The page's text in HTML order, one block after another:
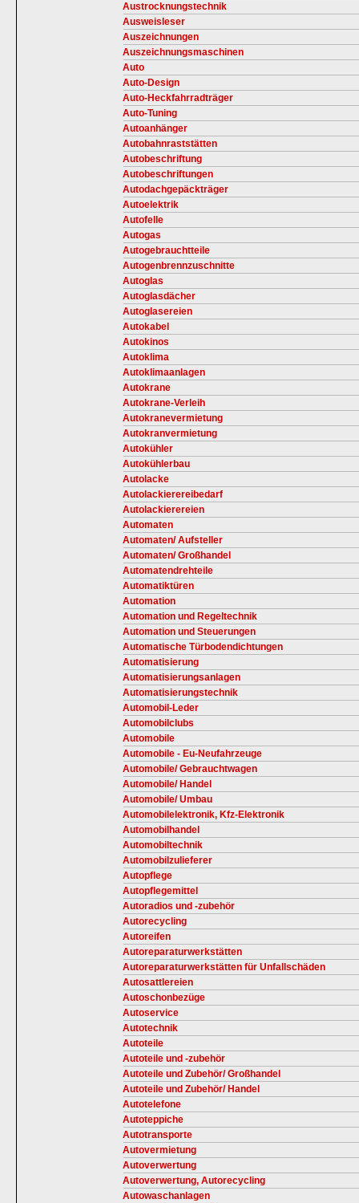
Austrocknungstechnik
Ausweisleser
Auszeichnungen
Auszeichnungsmaschinen
Auto
Auto-Design
Auto-Heckfahrradträger
Auto-Tuning
Autoanhänger
Autobahnraststätten
Autobeschriftung
Autobeschriftungen
Autodachgepäckträger
Autoelektrik
Autofelle
Autogas
Autogebrauchtteile
Autogenbrennzuschnitte
Autoglas
Autoglasdächer
Autoglasereien
Autokabel
Autokinos
Autoklima
Autoklimaanlagen
Autokrane
Autokrane-Verleih
Autokranevermietung
Autokranvermietung
Autokühler
Autokühlerbau
Autolacke
Autolackierereibedarf
Autolackierereien
Automaten
Automaten/ Aufsteller
Automaten/ Großhandel
Automatendrehteile
Automatiktüren
Automation
Automation und Regeltechnik
Automation und Steuerungen
Automatische Türbodendichtungen
Automatisierung
Automatisierungsanlagen
Automatisierungstechnik
Automobil-Leder
Automobilclubs
Automobile
Automobile - Eu-Neufahrzeuge
Automobile/ Gebrauchtwagen
Automobile/ Handel
Automobile/ Umbau
Automobilelektronik, Kfz-Elektronik
Automobilhandel
Automobiltechnik
Automobilzulieferer
Autopflege
Autopflegemittel
Autoradios und -zubehör
Autorecycling
Autoreifen
Autoreparaturwerkstätten
Autoreparaturwerkstätten für Unfallschäden
Autosattlereien
Autoschonbezüge
Autoservice
Autotechnik
Autoteile
Autoteile und -zubehör
Autoteile und Zubehör/ Großhandel
Autoteile und Zubehör/ Handel
Autotelefone
Autoteppiche
Autotransporte
Autovermietung
Autoverwertung
Autoverwertung, Autorecycling
Autowaschanlagen